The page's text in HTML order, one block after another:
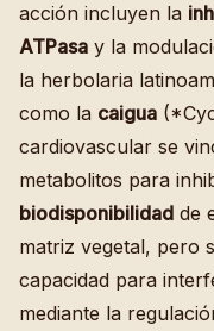
acción incluyen la
ATPasa y la
la herbolaria
como la caigua
cardiovascular se
metabolitos para
biodisponibilidad de
matriz vegetal, pero
capacidad para
mediante la